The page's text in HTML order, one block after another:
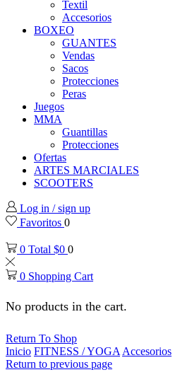
Textil
Accesorios
BOXEO
GUANTES
Vendas
Sacos
Protecciones
Peras
Juegos
MMA
Guantillas
Protecciones
Ofertas
ARTES MARCIALES
SCOOTERS
Log in / sign up
Favoritos 0
0 Total $0 0
0 Shopping Cart
No products in the cart.
Return To Shop
Inicio FITNESS / YOGAAccesorios
Return to previous page